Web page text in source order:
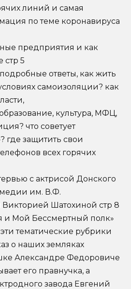
линий и самая
по теме коронавируса
предприятия и как
стр 5
ответы, как жить
самоизоляции? как
культура, МФЦ,
что советует
где защитить свои
всех горячих
с актрисой Донского
им. В.Ф.
Шатохиной стр 8
и Мой Бессмертный полк»
тематические рубрики
о наших земляках
Александре Федоровиче
его правнучка, а
завода Евгений